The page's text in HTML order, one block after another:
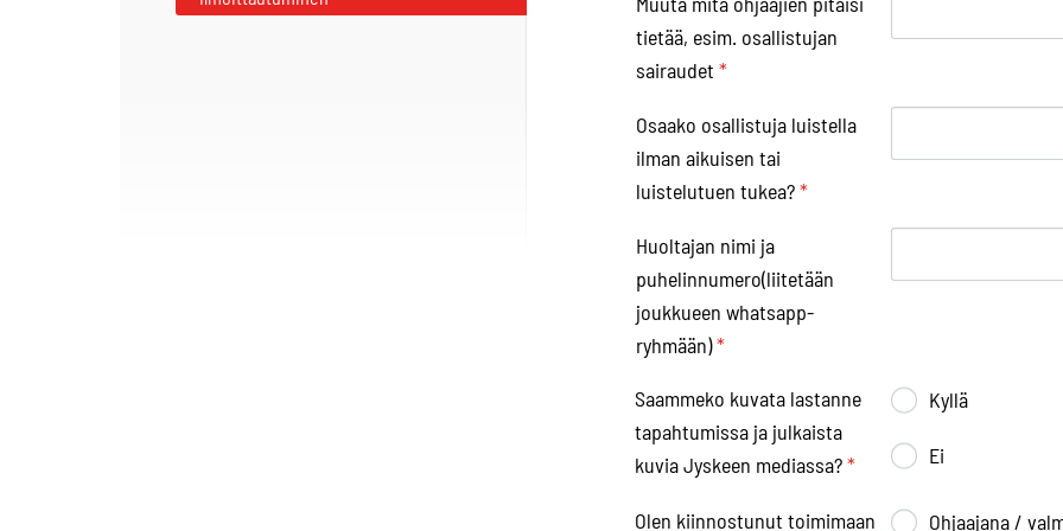
tietää, esim. osallistujan
sairaudet *
Osaako osallistuja luistella
ilman aikuisen tai
luistelutuen tukea?*
Huoltajan nimi ja
puhelinnumero(liitetään
joukkueen whatsapp-
ryhmään)*
Saammeko kuvata lastanne
tapahtumissa ja julkaista
kuvia Jyskeen mediassa?*
Kyllä
Ei
Olen kiinnostunut toimimaan Ohjaajana /